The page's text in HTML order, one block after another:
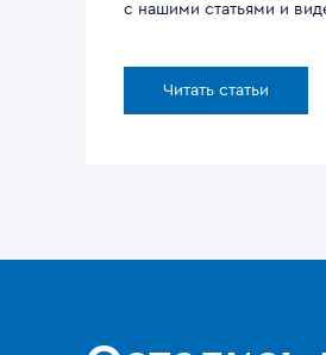
с нашими статьями и
Читать статьи